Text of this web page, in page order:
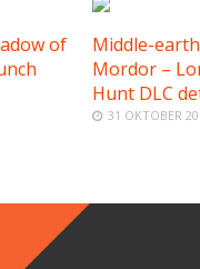
of
Middle-
Mordor –
Hunt DLC
31 OKTOBER